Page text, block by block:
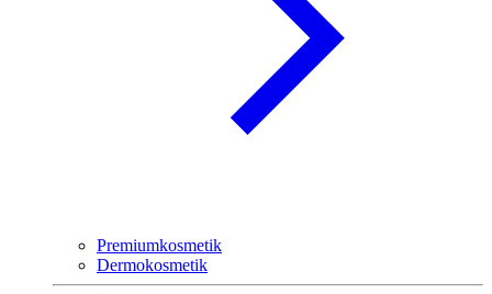
Premiumkosmetik
Dermokosmetik